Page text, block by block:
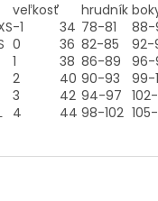
veľkosť hrudník
-1 34 78-81 88-
0 36 82-85 92-
1 38 86-89 96-
2 40 90-93 99-
3 42 94-97
4 44 98-102